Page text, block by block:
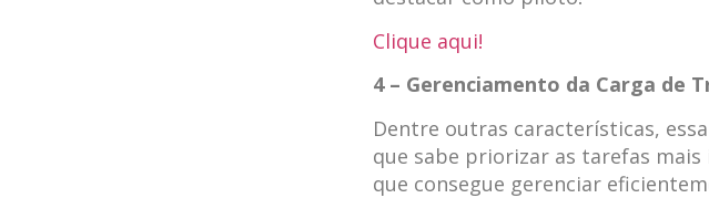
Clique aqui!
4 – Gerenciamento da Carga de
Dentre outras características,
que sabe priorizar as tarefas
que consegue gerenciar